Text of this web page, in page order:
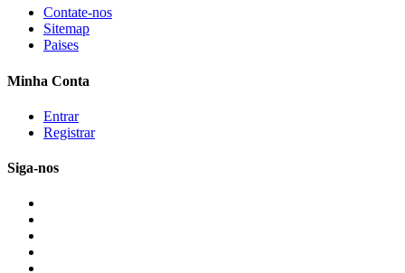
Contate-nos
Sitemap
Paises
Minha Conta
Entrar
Registrar
Siga-nos